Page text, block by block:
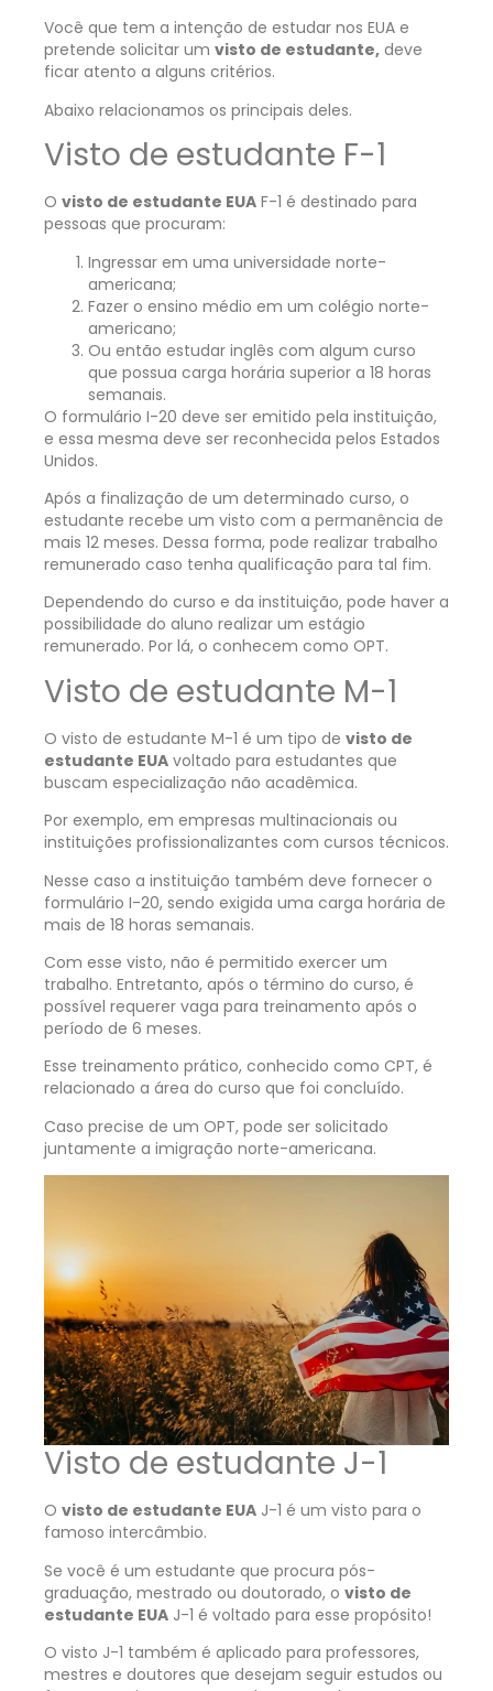
Você que tem a intenção de estudar nos EUA e
pretende solicitar um visto de estudante, deve
ficar atento a alguns critérios.
Abaixo relacionamos os principais deles.
Visto de estudante F-1
O visto de estudante EUA F-1 é destinado para
pessoas que procuram:
Ingressar em uma universidade norte-
americana;
Fazer o ensino médio em um colégio norte-
americano;
Ou então estudar inglês com algum curso
que possua carga horária superior a 18 horas
semanais.
O formulário I-20 deve ser emitido pela instituição,
e essa mesma deve ser reconhecida pelos Estados
Unidos.
Após a finalização de um determinado curso, o
estudante recebe um visto com a permanência de
mais 12 meses. Dessa forma, pode realizar trabalho
remunerado caso tenha qualificação para tal fim.
Dependendo do curso e da instituição, pode haver a
possibilidade do aluno realizar um estágio
remunerado. Por lá, o conhecem como OPT.
Visto de estudante M-1
O visto de estudante M-1 é um tipo de visto de
estudante EUA voltado para estudantes que
buscam especialização não acadêmica.
Por exemplo, em empresas multinacionais ou
instituições profissionalizantes com cursos técnicos.
Nesse caso a instituição também deve fornecer o
formulário I-20, sendo exigida uma carga horária de
mais de 18 horas semanais.
Com esse visto, não é permitido exercer um
trabalho. Entretanto, após o término do curso, é
possível requerer vaga para treinamento após o
período de 6 meses.
Esse treinamento prático, conhecido como CPT, é
relacionado a área do curso que foi concluído.
Caso precise de um OPT, pode ser solicitado
juntamente a imigração norte-americana.
Visto de estudante J-1
O visto de estudante EUA J-1 é um visto para o
famoso intercâmbio.
Se você é um estudante que procura pós-
graduação, mestrado ou doutorado, o visto de
estudante EUA J-1 é voltado para esse propósito!
O visto J-1 também é aplicado para professores,
mestres e doutores que desejam seguir estudos ou